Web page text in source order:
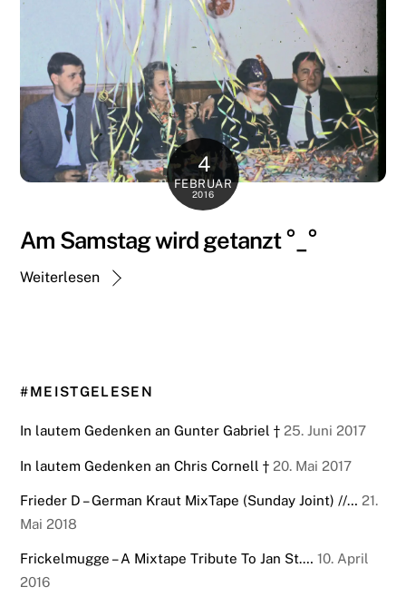
4
FEBRUAR
2016
Am Samstag wird getanzt °_°
Weiterlesen
#MEISTGELESEN
In lautem Gedenken an Gunter Gabriel † 25. Juni 2017
In lautem Gedenken an Chris Cornell † 20. Mai 2017
Frieder D – German Kraut MixTape (Sunday Joint) //… 21.
Mai 2018
Frickelmugge – A Mixtape Tribute To Jan St.… 10. April
2016